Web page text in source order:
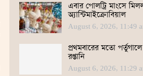
এবার পোলট্রি মাংসে মিলল
অ্যান্টিমাইক্রোবিয়াল
August 6, 2026, 11:49
প্রথমবারের মতো
রপ্তানি
August 6, 2026, 11:29